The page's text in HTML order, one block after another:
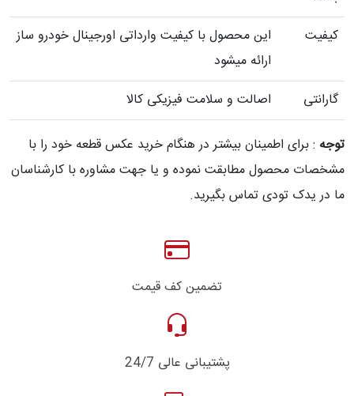
کیفیت
این محصول با کیفیت وارداتی اورجینال خودرو ساز
ارائه میشود
گارانتی
اصالت و سلامت فیزیکی کالا
توجه : برای اطمینان بیشتر در هنگام خرید عکس قطعه خود را با
مشخصات محصول مطابقت نموده و یا جهت مشاوره با کارشناسان
ما در یدک تودی تماس بگیرید.
تضمین کف قیمت
پشتیبانی عالی 24/7